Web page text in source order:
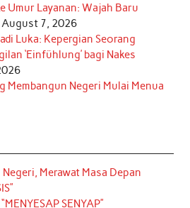
Umur Layanan: Wajah Baru
August 7, 2026
Luka: Kepergian Seorang
‘Einfühlung’ bagi Nakes
Membangun Negeri Mulai Menua
Merawat Masa Depan
SENYAP”